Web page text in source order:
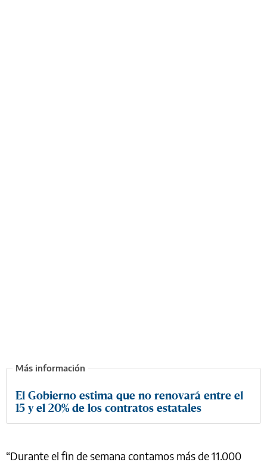
El Gobierno estima que no renovará entre el
15 y el 20% de los contratos estatales
“Durante el fin de semana contamos más de 11.000